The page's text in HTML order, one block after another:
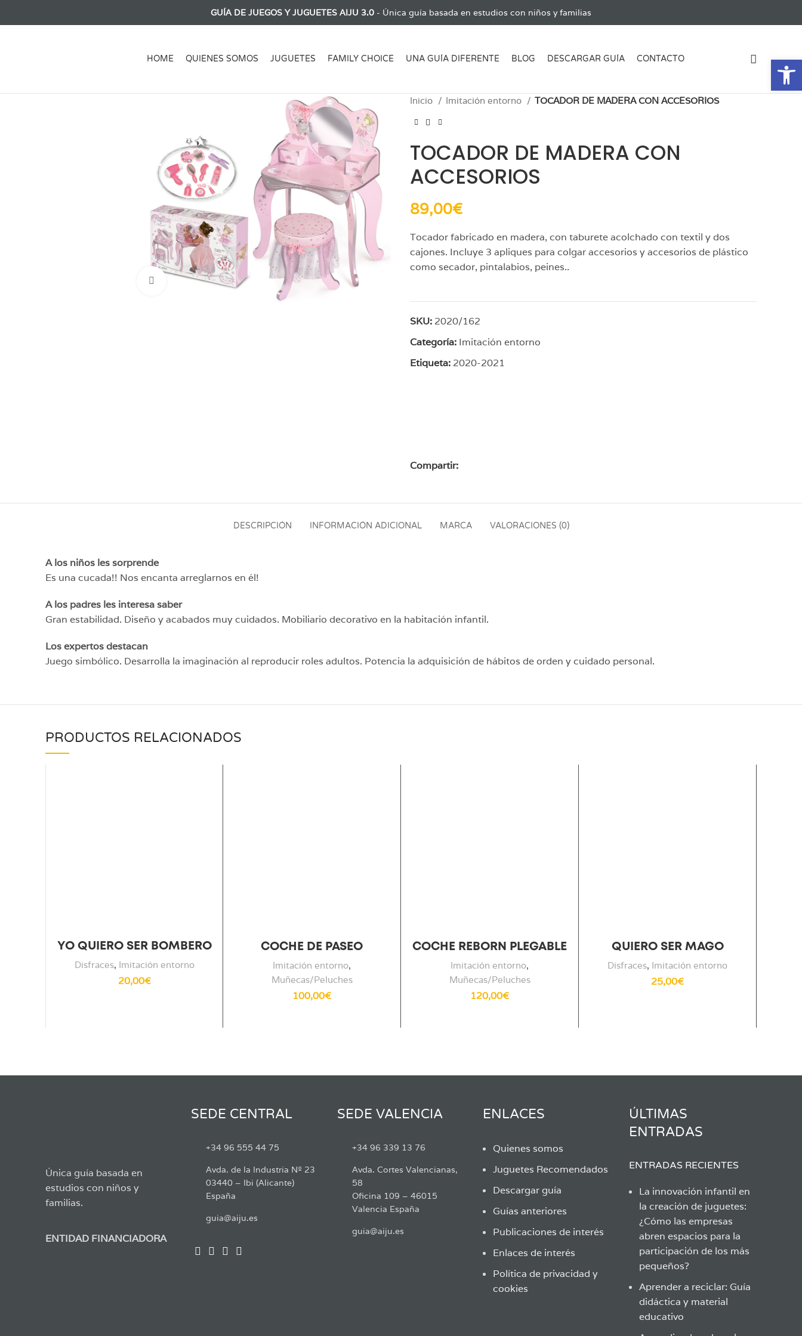
GUÍA DE JUEGOS Y JUGUETES AIJU 3.0 - Única guía basada en estudios con niños y familias
HOME QUIENES SOMOS JUGUETES FAMILY CHOICE UNA GUÍA DIFERENTE BLOG DESCARGAR GUÍA CONTACTO
Click para aumentar
Inicio Imitación entorno TOCADOR DE MADERA CON ACCESORIOS
TOCADOR DE MADERA CON
ACCESORIOS
89,00€
Tocador fabricado en madera, con taburete acolchado con textil y dos
cajones. Incluye 3 apliques para colgar accesorios y accesorios de plástico
como secador, pintalabios, peines..
SKU: 2020/162
Categoría: Imitación entorno
Etiqueta: 2020-2021
Compartir:
DESCRIPCIÓN INFORMACIÓN ADICIONAL MARCA VALORACIONES (0)
A los niños les sorprende
Es una cucada!! Nos encanta arreglarnos en él!
A los padres les interesa saber
Gran estabilidad. Diseño y acabados muy cuidados. Mobiliario decorativo en la habitación infantil.
Los expertos destacan
Juego simbólico. Desarrolla la imaginación al reproducir roles adultos. Potencia la adquisición de hábitos de orden y cuidado personal.
PRODUCTOS RELACIONADOS
YO QUIERO SER BOMBERO
Disfraces, Imitación entorno
20,00€
COCHE DE PASEO
Imitación entorno,
Muñecas/Peluches
100,00€
COCHE REBORN PLEGABLE
Imitación entorno,
Muñecas/Peluches
120,00€
QUIERO SER MAGO
Disfraces, Imitación entorno
25,00€
Única guía basada en
estudios con niños y
familias.
ENTIDAD FINANCIADORA
SEDE CENTRAL
+34 96 555 44 75
Avda. de la Industria Nº 23
03440 – Ibi (Alicante)
España
guia@aiju.es
SEDE VALENCIA
+34 96 339 13 76
Avda. Cortes Valencianas,
58
Oficina 109 – 46015
Valencia España
guia@aiju.es
ENLACES
Quienes somos
Juguetes Recomendados
Descargar guía
Guías anteriores
Publicaciones de interés
Enlaces de interés
Política de privacidad y
cookies
ÚLTIMAS
ENTRADAS
ENTRADAS RECIENTES
La innovación infantil en
la creación de juguetes:
¿Cómo las empresas
abren espacios para la
participación de los más
pequeños?
Aprender a reciclar: Guía
didáctica y material
educativo